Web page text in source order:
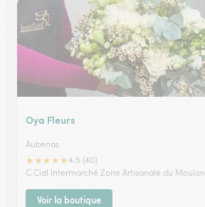
Oya Fleurs
Aubenas
★★★★★4.5 (40)
C.Cial Intermarché Zone Artisanale du Moulon
Voir la boutique